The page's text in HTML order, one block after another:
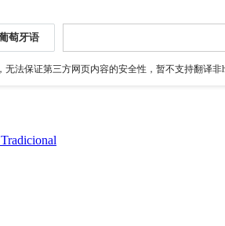
萄牙语
法保证第三方网页内容的安全性，暂不支持翻译非